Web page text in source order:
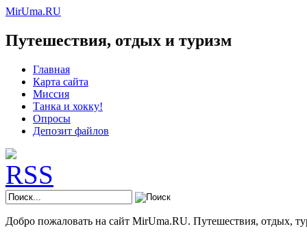
MirUma.RU
Путешествия, отдых и туризм
Главная
Карта сайта
Миссия
Танка и хокку!
Опросы
Депозит файлов
Добро пожаловать на сайт MirUma.RU. Путешествия, отдых,